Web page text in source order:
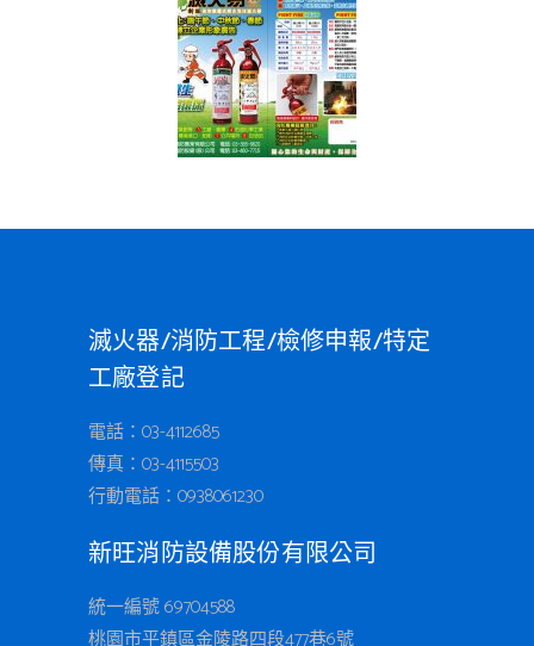
滅火器/消防工程/檢修申報/特定
工廠登記
電話：03-4112685
傳真：03-4115503
行動電話： 0938061230
新旺消防設備股份有限公司
統一編號 69704588
桃園市平鎮區金陵路四段477巷6號